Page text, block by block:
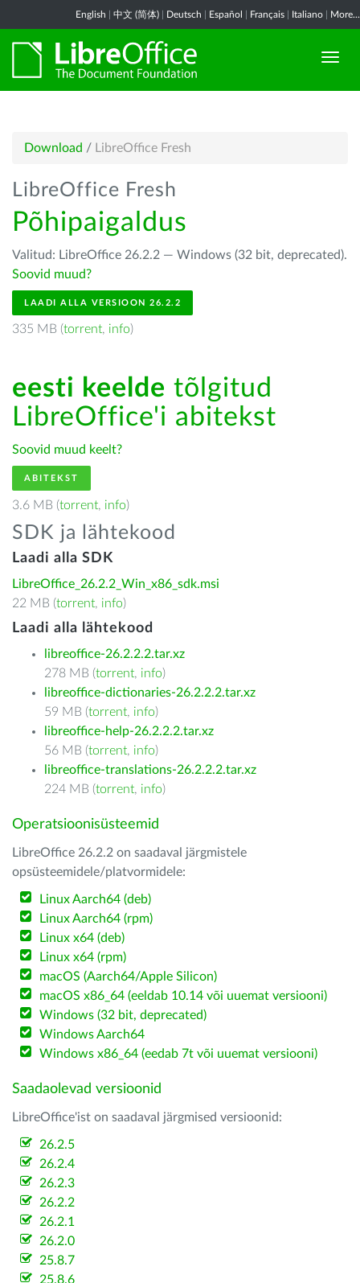
English 中文 (简体) Deutsch Español Français Italiano More...
Download / LibreOffice Fresh
LibreOffice Fresh
Põhipaigaldus
Valitud: LibreOffice 26.2.2 — Windows (32 bit, deprecated).
Soovid muud?
LAADI ALLA VERSIOON 26.2.2
335 MB (torrent, info)
eesti keelde tõlgitud
LibreOffice'i abitekst
Soovid muud keelt?
ABITEKST
3.6 MB (torrent, info)
SDK ja lähtekood
Laadi alla SDK
LibreOffice_26.2.2_Win_x86_sdk.msi
22 MB (torrent, info)
Laadi alla lähtekood
libreoffice-26.2.2.2.tar.xz
278 MB (torrent, info)
libreoffice-dictionaries-26.2.2.2.tar.xz
59 MB (torrent, info)
libreoffice-help-26.2.2.2.tar.xz
56 MB (torrent, info)
libreoffice-translations-26.2.2.2.tar.xz
224 MB (torrent, info)
Operatsioonisüsteemid
LibreOffice 26.2.2 on saadaval järgmistele
opsüsteemidele/platvormidele:
Linux Aarch64 (deb)
Linux Aarch64 (rpm)
Linux x64 (deb)
Linux x64 (rpm)
macOS (Aarch64/Apple Silicon)
macOS x86_64 (eeldab 10.14 või uuemat versiooni)
Windows (32 bit, deprecated)
Windows Aarch64
Windows x86_64 (eedab 7t või uuemat versiooni)
Saadaolevad versioonid
LibreOffice'ist on saadaval järgmised versioonid:
26.2.5
26.2.4
26.2.3
26.2.2
26.2.1
26.2.0
25.8.7
25.8.6